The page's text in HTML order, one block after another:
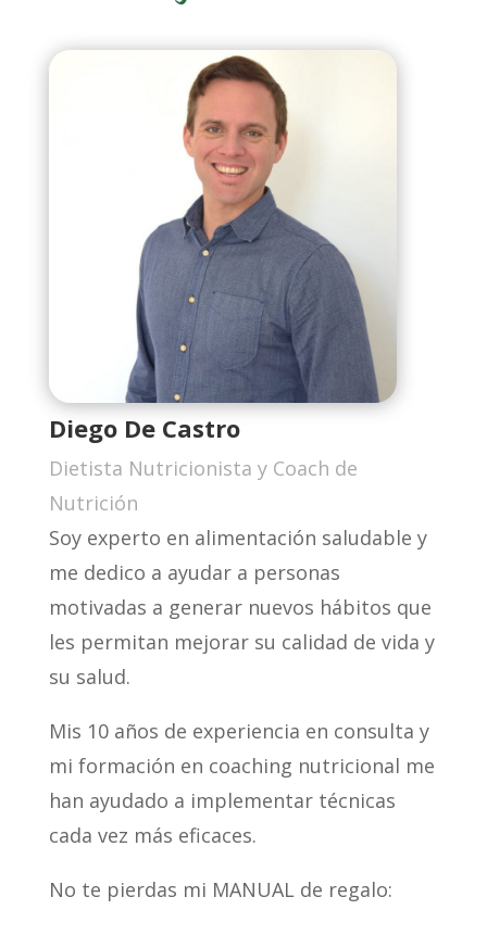
Diego De Castro
Dietista Nutricionista y Coach de
Nutrición
Soy experto en alimentación saludable y
me dedico a ayudar a personas
motivadas a generar nuevos hábitos que
les permitan mejorar su calidad de vida y
su salud.
Mis 10 años de experiencia en consulta y
mi formación en coaching nutricional me
han ayudado a implementar técnicas
cada vez más eficaces.
No te pierdas mi MANUAL de regalo: